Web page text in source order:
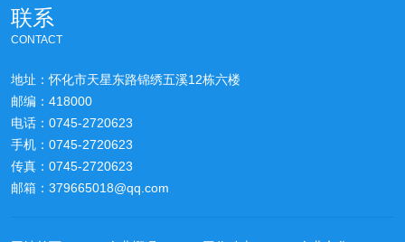
联系
CONTACT
地址：怀化市天星东路锦绣五溪12栋六楼
邮编：418000
电话：0745-2720623
手机：0745-2720623
传真：0745-2720623
邮箱：379665018@qq.com